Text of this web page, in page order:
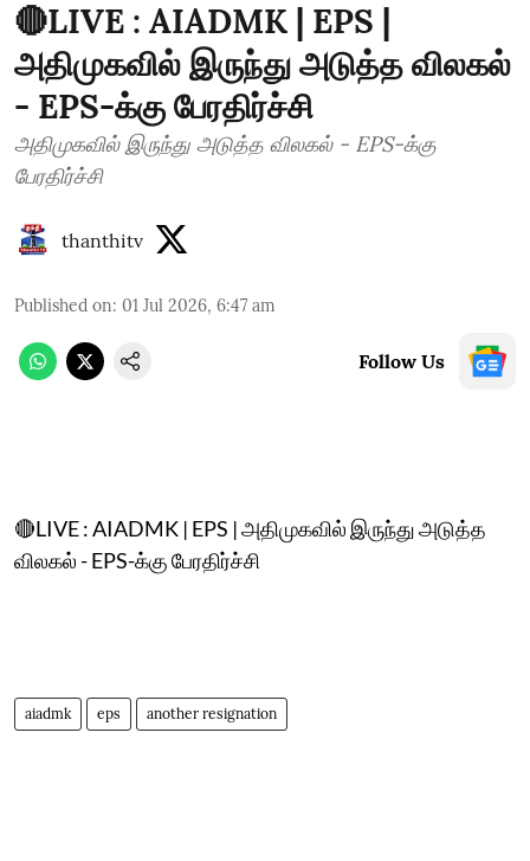
🔴LIVE : AIADMK | EPS |
அதிமுகவில் இருந்து அடுத்த விலகல்
- EPS-க்கு பேரதிர்ச்சி
அதிமுகவில் இருந்து அடுத்த விலகல் - EPS-க்கு
பேரதிர்ச்சி
thanthitv
Published on: 01 Jul 2026, 6:47 am
Follow Us
🔴LIVE : AIADMK | EPS | அதிமுகவில் இருந்து அடுத்த
விலகல் - EPS-க்கு பேரதிர்ச்சி
aiadmk eps another resignation